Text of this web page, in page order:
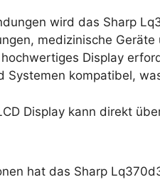
wird das Sharp
medizinische
Display
Systemen kompatibel,
Display kann direkt
hat das Sharp